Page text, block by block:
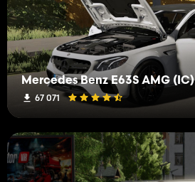
Mercedes Benz E63S AMG (IC)
67 071